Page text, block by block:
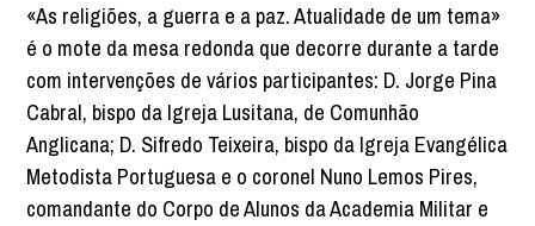
«As religiões, a guerra e a paz. Atualidade de um tema»
é o mote da mesa redonda que decorre durante a tarde
com intervenções de vários participantes: D. Jorge Pina
Cabral, bispo da Igreja Lusitana, de Comunhão
Anglicana; D. Sifredo Teixeira, bispo da Igreja Evangélica
Metodista Portuguesa e o coronel Nuno Lemos Pires,
comandante do Corpo de Alunos da Academia Militar e